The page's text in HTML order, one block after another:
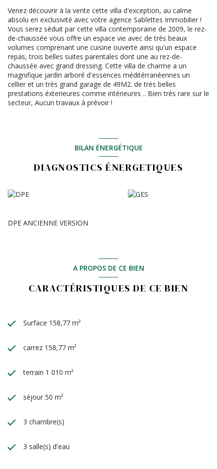
Venez découvrir à la vente cette villa d'exception, au calme
absolu en exclusivité avec votre agence Sablettes Immobilier !
Vous serez séduit par cette villa contemporaine de 2009, le rez-
de-chaussée vous offre un espace vie avec de très beaux
volumes comprenant une cuisine ouverte ainsi qu'un espace
repas, trois belles suites parentales dont une au rez-de-
chaussée avec grand dressing. Cette villa de charme a un
magnifique jardin arboré d'essences méditérranéennes un
cellier et un très grand garage de 49M2. de très belles
prestations éxterieures comme intérieures .. Bien très rare sur le
secteur, Aucun travaux à prévoir !
BILAN ÉNERGÉTIQUE
DIAGNOSTICS ÉNERGETIQUES
DPE ANCIENNE VERSION
A PROPOS DE CE BIEN
CARACTÉRISTIQUES DE CE BIEN
Surface 158,77 m²
carrez 158,77 m²
terrain 1 010 m²
séjour 50 m²
3 chambre(s)
3 salle(s) d'eau